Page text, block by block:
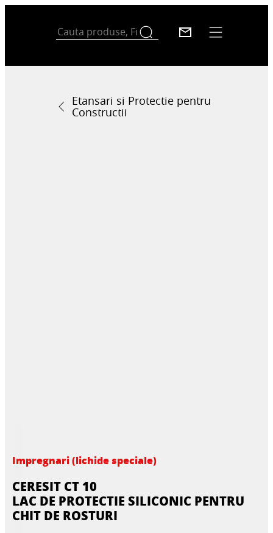
Etansari si Protectie pentru
Constructii
Impregnari (lichide speciale)
CERESIT CT 10
LAC DE PROTECTIE SILICONIC PENTRU
CHIT DE ROSTURI